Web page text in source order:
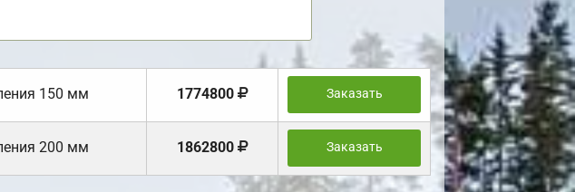
150 мм 1774800 Заказать
200 мм 1862800 Заказать